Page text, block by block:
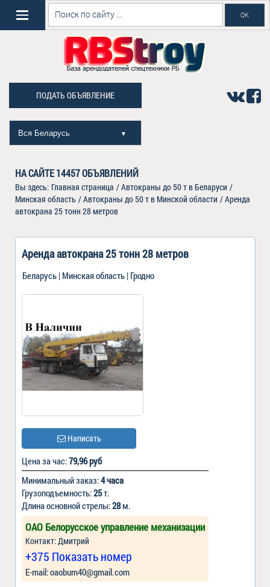
ПОДАТЬ ОБЪЯВЛЕНИЕ
Вся Беларусь ▼
НА САЙТЕ14457ОБЪЯВЛЕНИЙ
Вы здесь: Главная страница /Автокраны до 50 т в Беларуси /
Минская область /Автокраны до 50 т в Минской области /Аренда
автокрана 25 тонн 28 метров
Аренда автокрана 25 тонн 28 метров
Беларусь | Минская область | Гродно
Написать
Цена за час:79,96 руб
Минимальный заказ:4 часа
Грузоподъемность:25т.
Длина основной стрелы:28м.
ОАО Белорусское управление механизации
Контакт: Дмитрий
+375 Показать номер
Е-mail: oaobum40@gmail.com